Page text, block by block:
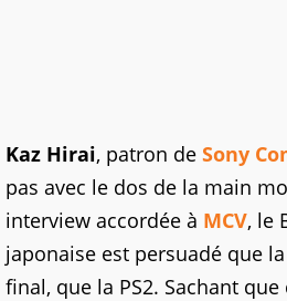
Kaz Hirai, patron de Sony
pas avec le dos de la main
interview accordée à MCV, le
japonaise est persuadé que
final, que la PS2. Sachant